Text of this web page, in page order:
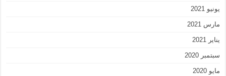
يونيو 2021
مارس 2021
يناير 2021
سبتمبر 2020
مايو 2020